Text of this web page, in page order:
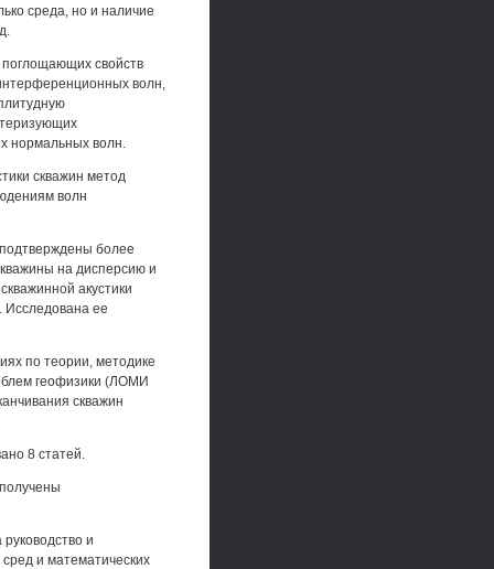
среда, но и наличие
свойств
волн,
нормальных волн.
скважин метод
волн
более
на дисперсию и
акустики
Исследована ее
по теории, методике
геофизики (ЛОМИ
скважин
8 статей.
и
и математических